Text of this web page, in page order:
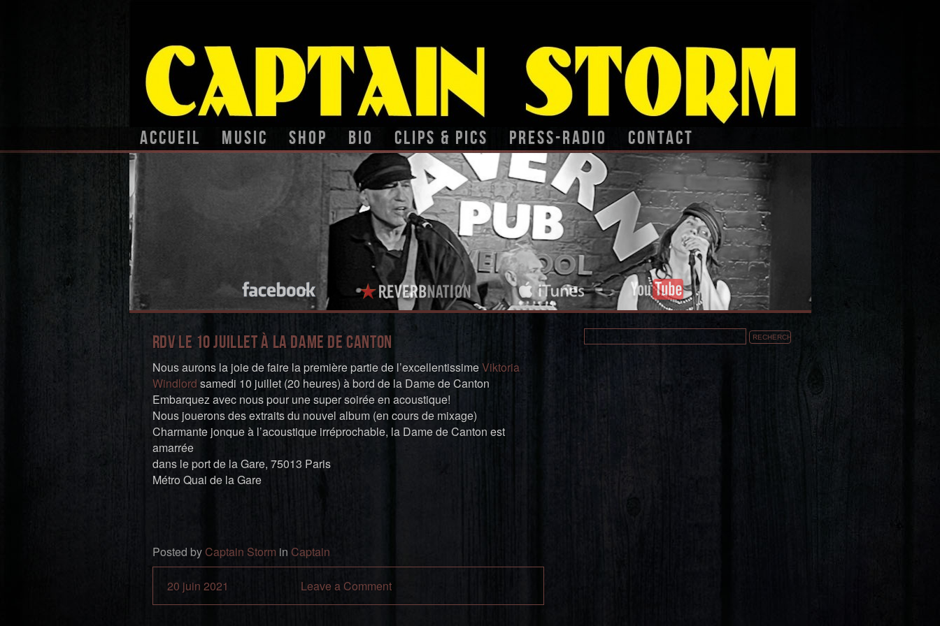
Accueil Music Shop BIO CLIPS & PICS PRESS-RADIO CONTACT
RDV le 10 juillet à la Dame de Canton
Nous aurons la joie de faire la première partie de l’excellentissimeViktoria
Windlord samedi 10 juillet (20 heures) à bord de la Dame de Canton
Embarquez avec nous pour une super soirée en acoustique!
Nous jouerons des extraits du nouvel album (en cours de mixage)
Charmante jonque à l’acoustique irréprochable, la Dame de Canton est
amarrée
dans le port de la Gare, 75013 Paris
Métro Quai de la Gare
Posted by Captain Storm in Captain
20 juin 2021 Leave a Comment